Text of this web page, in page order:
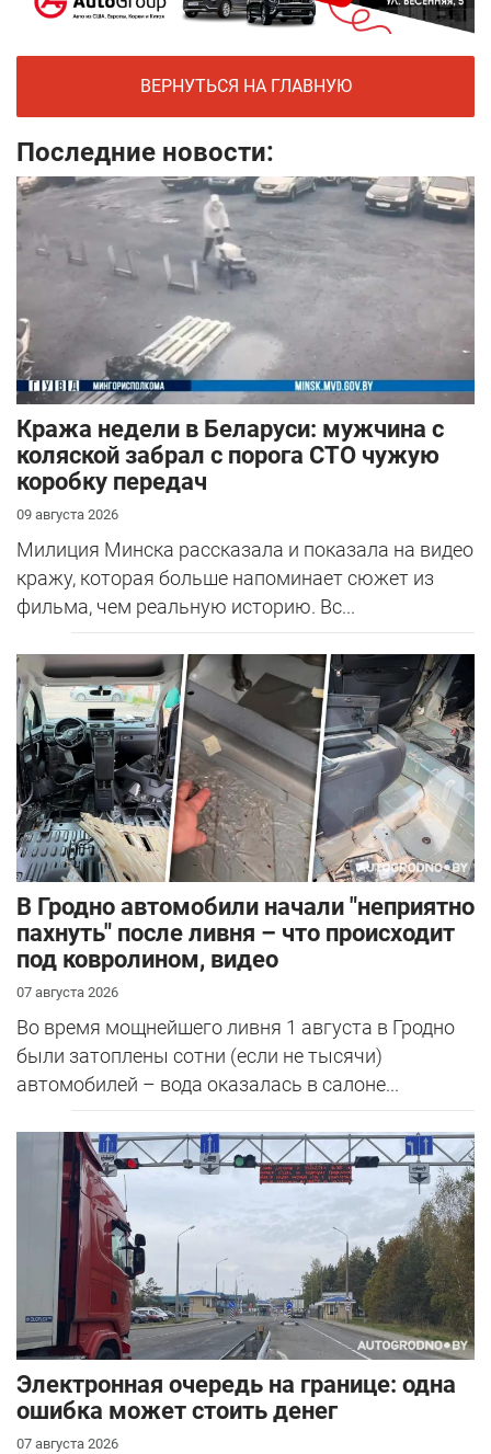
ВЕРНУТЬСЯ НА ГЛАВНУЮ
Последние новости:
Кража недели в Беларуси: мужчина с
коляской забрал с порога СТО чужую
коробку передач
09 августа 2026
Милиция Минска рассказала и показала на видео
кражу, которая больше напоминает сюжет из
фильма, чем реальную историю. Вс...
В Гродно автомобили начали "неприятно
пахнуть" после ливня – что происходит
под ковролином, видео
07 августа 2026
Во время мощнейшего ливня 1 августа в Гродно
были затоплены сотни (если не тысячи)
автомобилей – вода оказалась в салоне...
Электронная очередь на границе: одна
ошибка может стоить денег
07 августа 2026